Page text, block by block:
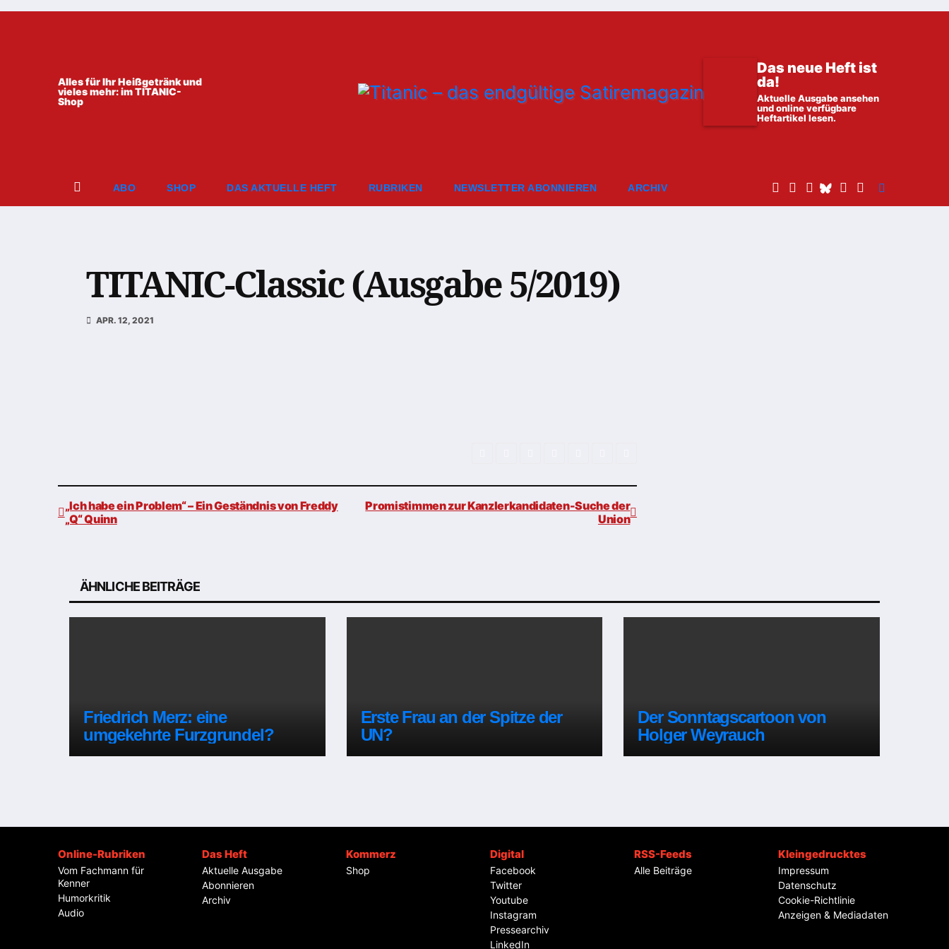
Zum
Alles für Ihr Heißgetränk und
vieles mehr: im TITANIC-
Shop
Das neue Heft ist
da!
Aktuelle Ausgabe ansehen
und online verfügbare
Heftartikel lesen.
ABO SHOP DAS AKTUELLE HEFT RUBRIKEN NEWSLETTER ABONNIEREN ARCHIV
TITANIC-Classic (Ausgabe 5/2019)
APR. 12, 2021
Promistimmen zur Kanzlerkandidaten-Suche der
Union
„Ich habe ein Problem“ – Ein Geständnis von Freddy
„Q“ Quinn
ÄHNLICHE BEITRÄGE
Friedrich Merz: eine
umgekehrte Furzgrundel?
Erste Frau an der Spitze der
UN?
Der Sonntagscartoon von
Holger Weyrauch
Online-Rubriken
Vom Fachmann für
Kenner
Humorkritik
Audio
Das Heft
Aktuelle Ausgabe
Abonnieren
Archiv
Kommerz
Shop
Digital
Facebook
Twitter
Youtube
Instagram
Pressearchiv
LinkedIn
RSS-Feeds
Alle Beiträge
Kleingedrucktes
Impressum
Datenschutz
Cookie-Richtlinie
Anzeigen & Mediadaten